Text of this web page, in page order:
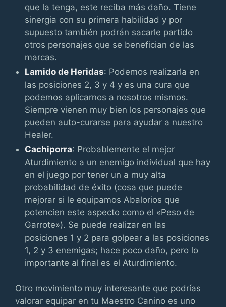
que la tenga, este reciba más daño. Tiene
sinergia con su primera habilidad y por
supuesto también podrán sacarle partido
otros personajes que se benefician de las
marcas.
Lamido de Heridas: Podemos realizarla en
las posiciones 2, 3 y 4 y es una cura que
podemos aplicarnos a nosotros mismos.
Siempre vienen muy bien los personajes que
pueden auto-curarse para ayudar a nuestro
Healer.
Cachiporra: Probablemente el mejor
Aturdimiento a un enemigo individual que hay
en el juego por tener un a muy alta
probabilidad de éxito (cosa que puede
mejorar si le equipamos Abalorios que
potencien este aspecto como el «Peso de
Garrote»). Se puede realizar en las
posiciones 1 y 2 para golpear a las posiciones
1, 2 y 3 enemigas; hace poco daño, pero lo
importante al final es el Aturdimiento.
Otro movimiento muy interesante que podrías
valorar equipar en tu Maestro Canino es uno